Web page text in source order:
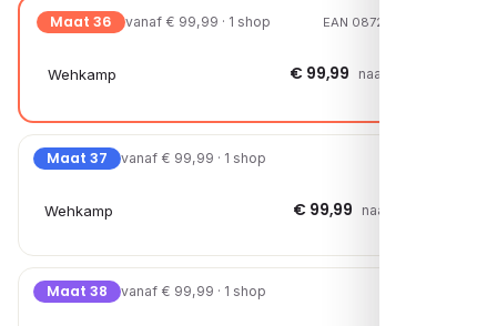
Maat 36 vanaf € 99,99 · 1 shop EAN 08721108303535
Wehkamp € 99,99 naar shop →
Maat 37 vanaf € 99,99 · 1 shop
Wehkamp € 99,99 naar shop →
Maat 38 vanaf € 99,99 · 1 shop